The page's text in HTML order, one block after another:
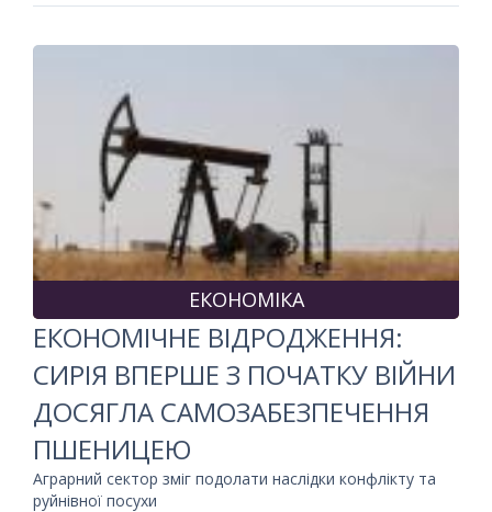
ЕКОНОМІКА
ЕКОНОМІЧНЕ ВІДРОДЖЕННЯ:
СИРІЯ ВПЕРШЕ З ПОЧАТКУ ВІЙНИ
ДОСЯГЛА САМОЗАБЕЗПЕЧЕННЯ
ПШЕНИЦЕЮ
Аграрний сектор зміг подолати наслідки конфлікту та
руйнівної посухи